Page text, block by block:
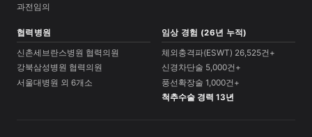
과전임의
협력병원
신촌세브란스병원 협력의원
강북삼성병원 협력의원
서울대병원 외 6개소
임상 경험 (26년 누적)
체외충격파(ESWT) 26,525건+
신경차단술 5,000건+
풍선확장술 1,000건+
척추수술 경력 13년